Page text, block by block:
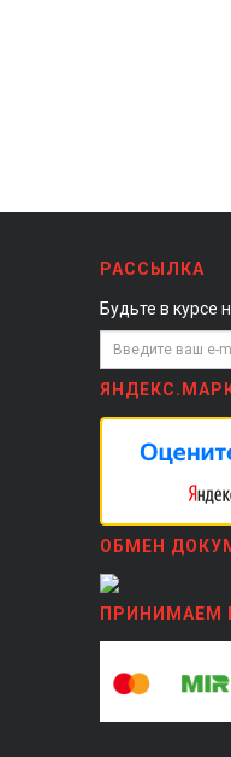
РАССЫЛКА
Будьте в курсе
ОБМЕН
ПРИНИМАЕМ